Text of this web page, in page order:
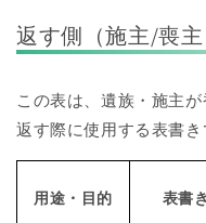
返す側（施主/喪
この表は、遺族・施主
返す際に使用する表書き
用途・目的 表書き